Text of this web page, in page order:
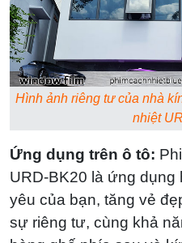
Hình ảnh riêng tư của nhà
nhiệt
Ứng dụng trên ô tô:
URD-BK20 là ứng dụng
yêu của bạn, tăng vẻ
sự riêng tư, cùng khả